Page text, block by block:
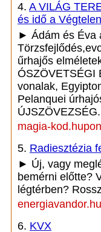
4. A VILÁG
és idő a
► Ádám és Éva
űrhajős
ÓSZÖVETSÉGI
vonalak,
Pelanquei
magia-
5. Radiesztézia
► Új, vagy
bemérni előtte?
légtérben?
6. KVX